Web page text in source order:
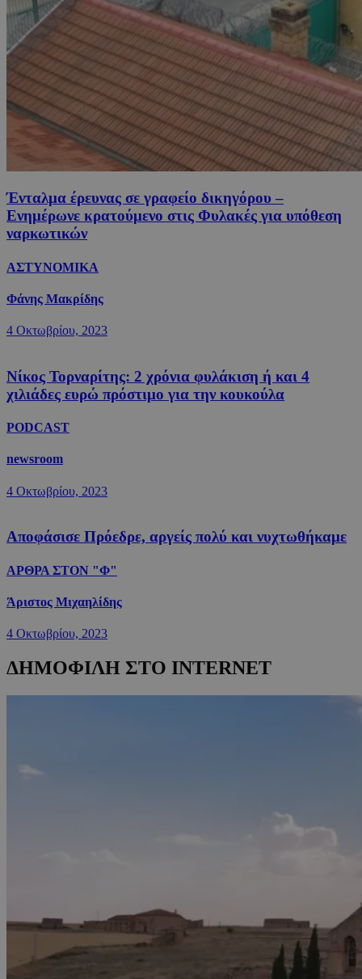
Ένταλμα έρευνας σε γραφείο δικηγόρου –
Ενημέρωνε κρατούμενο στις Φυλακές για υπόθεση
ναρκωτικών
ΑΣΤΥΝΟΜΙΚΑ
Φάνης Μακρίδης
4 Οκτωβρίου, 2023
Νίκος Τορναρίτης: 2 χρόνια φυλάκιση ή και 4
χιλιάδες ευρώ πρόστιμο για την κουκούλα
PODCAST
newsroom
4 Οκτωβρίου, 2023
Αποφάσισε Πρόεδρε, αργείς πολύ και νυχτωθήκαμε
ΑΡΘΡΑ ΣΤΟΝ "Φ"
Άριστος Μιχαηλίδης
4 Οκτωβρίου, 2023
ΔΗΜΟΦΙΛΗ ΣΤΟ INTERNET